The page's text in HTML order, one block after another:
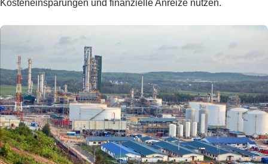
Kosteneinsparungen und finanzielle Anreize nutzen.